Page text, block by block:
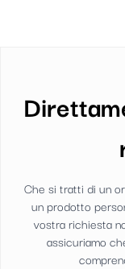
Che si tratti di un
un prodotto
vostra richiesta
assicuriamo